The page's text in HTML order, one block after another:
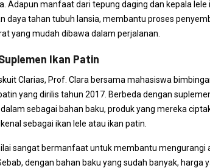
Adapun manfaat dari tepung daging dan kepala
daya tahan tubuh lansia, membantu proses
yang mudah dibawa dalam perjalanan.
Ikan Patin
Clarias, Prof. Clara bersama mahasiswa
yang dirilis tahun 2017. Berbeda dengan
sebagai bahan baku, produk yang mereka
sebagai ikan lele atau ikan patin.
sangat bermanfaat untuk membantu
dengan bahan baku yang sudah banyak,